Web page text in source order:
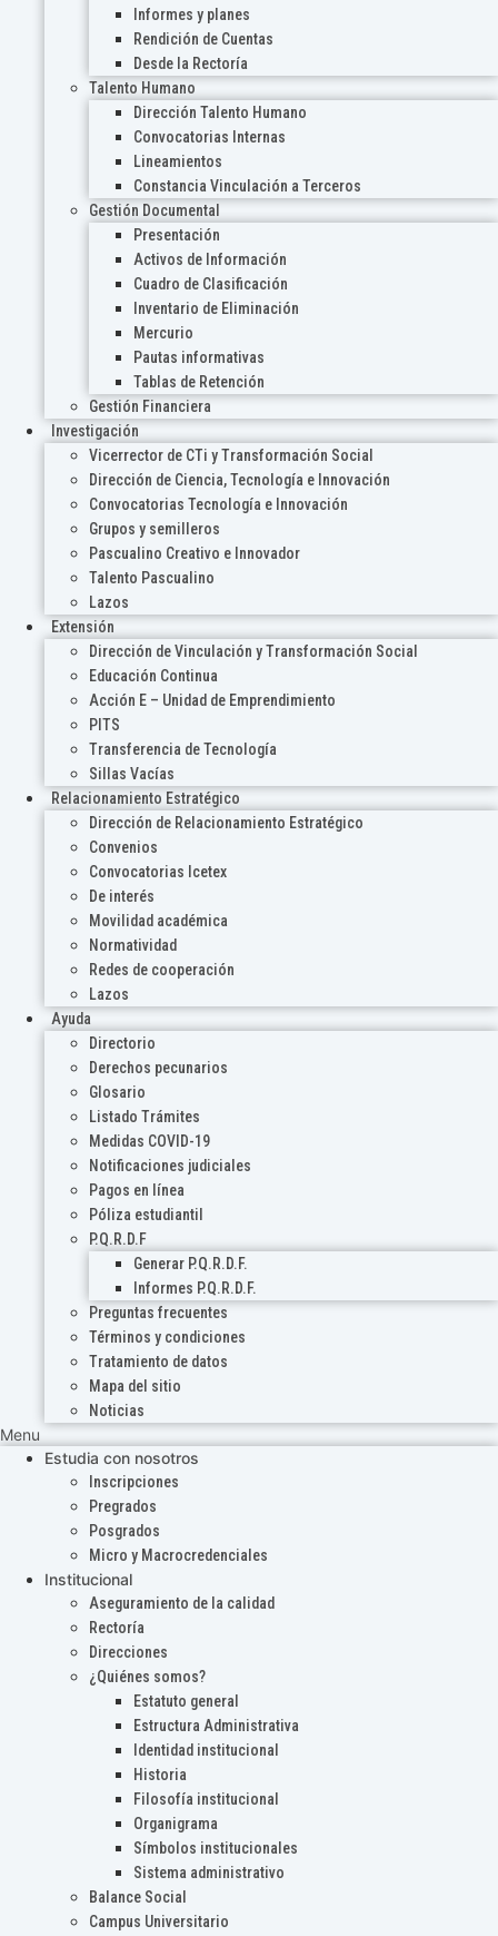
Informes y planes
Rendición de Cuentas
Desde la Rectoría
Talento Humano
Dirección Talento Humano
Convocatorias Internas
Lineamientos
Constancia Vinculación a Terceros
Gestión Documental
Presentación
Activos de Información
Cuadro de Clasificación
Inventario de Eliminación
Mercurio
Pautas informativas
Tablas de Retención
Gestión Financiera
Investigación
Vicerrector de CTi y Transformación Social
Dirección de Ciencia, Tecnología e Innovación
Convocatorias Tecnología e Innovación
Grupos y semilleros
Pascualino Creativo e Innovador
Talento Pascualino
Lazos
Extensión
Dirección de Vinculación y Transformación Social
Educación Continua
Acción E – Unidad de Emprendimiento
PITS
Transferencia de Tecnología
Sillas Vacías
Relacionamiento Estratégico
Dirección de Relacionamiento Estratégico
Convenios
Convocatorias Icetex
De interés
Movilidad académica
Normatividad
Redes de cooperación
Lazos
Ayuda
Directorio
Derechos pecunarios
Glosario
Listado Trámites
Medidas COVID-19
Notificaciones judiciales
Pagos en línea
Póliza estudiantil
P.Q.R.D.F
Generar P.Q.R.D.F.
Informes P.Q.R.D.F.
Preguntas frecuentes
Términos y condiciones
Tratamiento de datos
Mapa del sitio
Noticias
Menu
Estudia con nosotros
Inscripciones
Pregrados
Posgrados
Micro y Macrocredenciales
Institucional
Aseguramiento de la calidad
Rectoría
Direcciones
¿Quiénes somos?
Estatuto general
Estructura Administrativa
Identidad institucional
Historia
Filosofía institucional
Organigrama
Símbolos institucionales
Sistema administrativo
Balance Social
Campus Universitario